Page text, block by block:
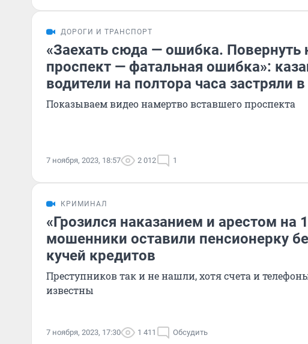
ДОРОГИ И ТРАНСПОРТ
«Заехать сюда — ошибка. Повернуть
проспект — фатальная ошибка»:
водители на полтора часа застряли
Показываем видео намертво вставшего проспекта
7 ноября, 2023, 18:57 2 012 1
КРИМИНАЛ
«Грозился наказанием и арестом на
мошенники оставили пенсионерку
кучей кредитов
Преступников так и не нашли, хотя счета и
известны
7 ноября, 2023, 17:30 1 411 Обсудить